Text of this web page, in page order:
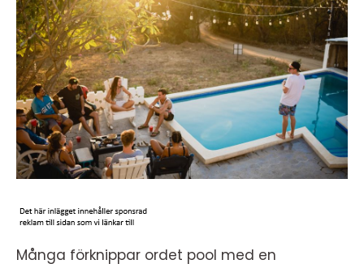
Många förknippar ordet pool med en